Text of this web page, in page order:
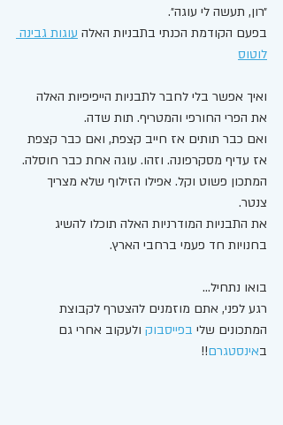
״רון, תעשה לי עוגה״.
בפעם הקודמת הכנתי בתבניות האלה עוגות גבינה
לוטוס
ואיך אפשר בלי לחבר לתבניות הייפיפיות האלה
את הפרי החורפי והמטריף. תות שדה.
ואם כבר תותים אז חייב קצפת, ואם כבר קצפת
אז עדיף מסקרפונה. וזהו. עוגה אחת כבר חוסלה.
המתכון פשוט וקל. אפילו הזילוף שלא מצריך
צנטר.
את התבניות המודרניות האלה תוכלו להשיג
בחנויות חד פעמי ברחבי הארץ.
בואו נתחיל...
רגע לפני, אתם מוזמנים להצטרף לקבוצת
המתכונים שלי בפייסבוק ולעקוב אחרי גם
באינסטגרם!!